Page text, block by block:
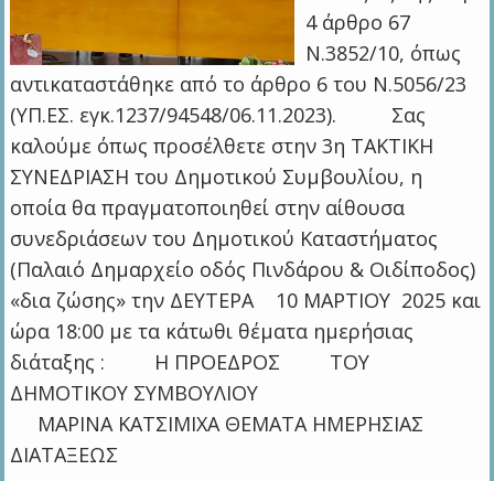
4 άρθρο 67
Ν.3852/10, όπως
αντικαταστάθηκε από το άρθρο 6 του Ν.5056/23
(ΥΠ.ΕΣ. εγκ.1237/94548/06.11.2023). Σας
καλούμε όπως προσέλθετε στην 3η ΤΑΚΤΙΚΗ
ΣΥΝΕΔΡΙΑΣΗ του Δημοτικού Συμβουλίου, η
οποία θα πραγματοποιηθεί στην αίθουσα
συνεδριάσεων του Δημοτικού Καταστήματος
(Παλαιό Δημαρχείο οδός Πινδάρου & Οιδίποδος)
«δια ζώσης» την ΔΕΥΤΕΡΑ 10 MAΡΤΙΟΥ 2025 και
ώρα 18:00 με τα κάτωθι θέματα ημερήσιας
διάταξης : Η ΠΡΟΕΔΡΟΣ ΤΟΥ
ΔΗΜΟΤΙΚΟΥ ΣΥΜΒΟΥΛΙΟΥ
ΜΑΡΙΝΑ ΚΑΤΣΙΜΙΧΑ ΘΕΜΑΤΑ ΗΜΕΡΗΣΙΑΣ
ΔΙΑΤΑΞΕΩΣ